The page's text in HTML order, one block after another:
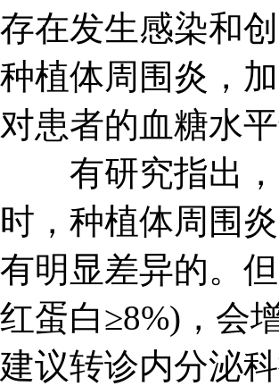
存在发生感染和
种植体周围炎，
对患者的血糖水
有研究指出，
时，种植体周围
有明显差异的。
红蛋白≥8%)，会
建议转诊内分泌